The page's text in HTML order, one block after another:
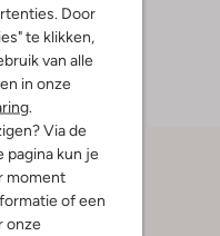
Door
te klikken,
van alle
in onze
.
Via de
pagina kun je
moment
of een
onze